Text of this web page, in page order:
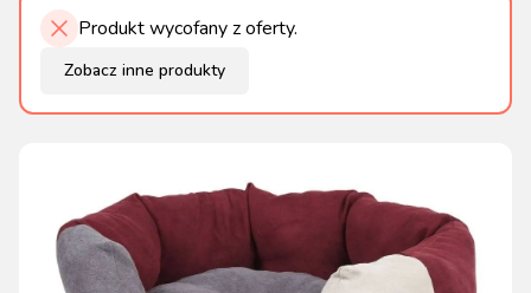
Produkt wycofany z oferty.
Zobacz inne produkty